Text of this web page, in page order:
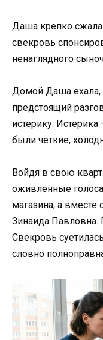
Даша крепко сжала
свекровь
ненаглядного
Домой Даша ехала,
предстоящий
истерику.
были четкие,
Войдя в свою
оживленные
магазина, а вместе
Зинаида Павловна.
Свекровь
словно